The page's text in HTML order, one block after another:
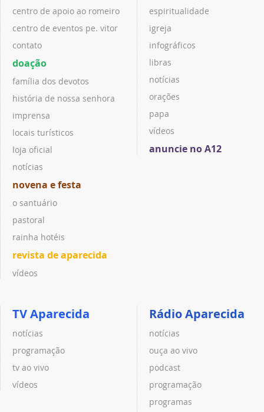
centro de apoio ao romeiro
centro de eventos pe. vitor
contato
doação
família dos devotos
história de nossa senhora
imprensa
locais turísticos
loja oficial
notícias
novena e festa
o santuário
pastoral
rainha hotéis
revista de aparecida
vídeos
espiritualidade
igreja
infográficos
libras
notícias
orações
papa
vídeos
anuncie no A12
TV Aparecida
notícias
programação
tv ao vivo
vídeos
Rádio Aparecida
notícias
ouça ao vivo
podcast
programação
programas